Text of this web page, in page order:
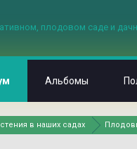
в наших садах
Альбомы